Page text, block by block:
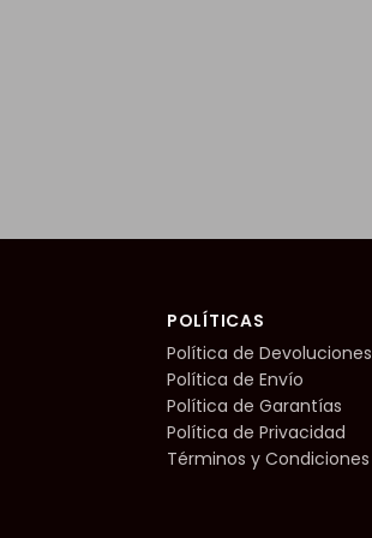
POLÍTICAS
Política de Devoluciones
Política de Envío
Política de Garantías
Política de Privacidad
Términos y Condiciones